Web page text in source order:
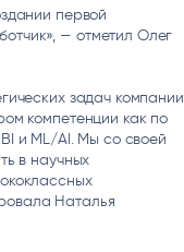
первой
— отметил Олег
задач компании
компетенции как по
и ML/AI. Мы со своей
в научных
Наталья